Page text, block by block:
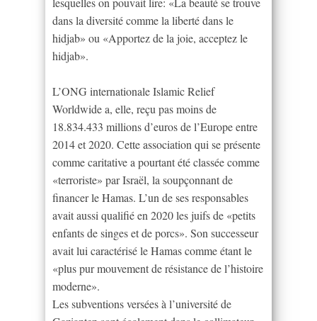
dans la diversité comme la liberté dans le
hidjab» ou «Apportez de la joie, acceptez le
hidjab».
L’ONG internationale Islamic Relief
Worldwide a, elle, reçu pas moins de
18.834.433 millions d’euros de l’Europe entre
2014 et 2020. Cette association qui se présente
comme caritative a pourtant été classée comme
«terroriste» par Israël, la soupçonnant de
financer le Hamas. L’un de ses responsables
avait aussi qualifié en 2020 les juifs de «petits
enfants de singes et de porcs». Son successeur
avait lui caractérisé le Hamas comme étant le
«plus pur mouvement de résistance de l’histoire
moderne».
Les subventions versées à l’université de